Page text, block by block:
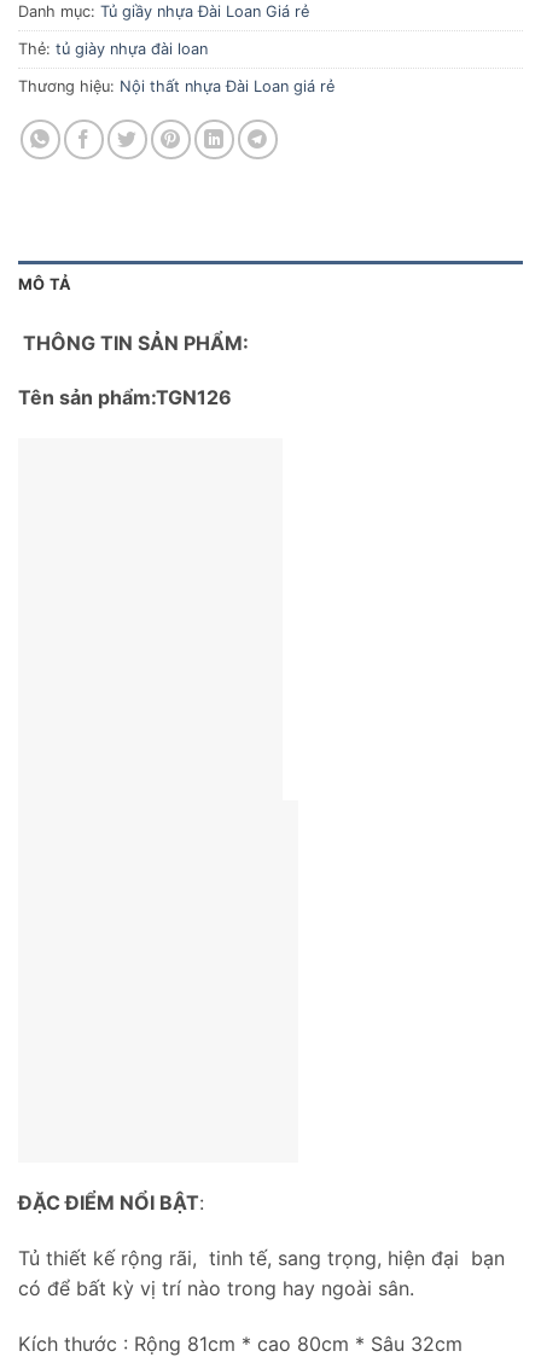
Danh mục: Tủ giầy nhựa Đài Loan Giá rẻ
Thẻ: tủ giày nhựa đài loan
Thương hiệu: Nội thất nhựa Đài Loan giá rẻ
MÔ TẢ
THÔNG TIN SẢN PHẨM:
Tên sản phẩm:TGN126
ĐẶC ĐIỂM NỔI BẬT:
Tủ thiết kế rộng rãi, tinh tế, sang trọng, hiện đại bạn
có để bất kỳ vị trí nào trong hay ngoài sân.
Kích thước : Rộng 81cm * cao 80cm * Sâu 32cm